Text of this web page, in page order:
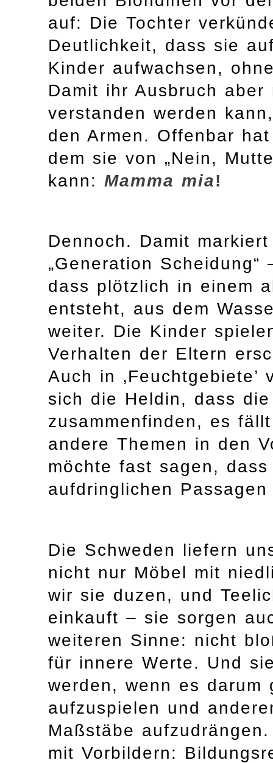
auf: Die Tochter
Deutlichkeit, dass sie
Kinder aufwachsen,
Damit ihr Ausbruch
verstanden werden
den Armen. Offenbar
dem sie von „Nein,
kann: Mamma mia!
Dennoch. Damit
„Generation
dass plötzlich in einem
entsteht, aus dem
weiter. Die Kinder
Verhalten der Eltern
Auch in
sich die Heldin, dass
zusammenfinden, es
andere Themen in den
möchte fast sagen,
aufdringlichen
Die Schweden liefern
nicht nur Möbel mit
wir sie duzen, und
einkauft – sie sorgen
weiteren Sinne: nicht
für innere Werte. Und
werden, wenn es darum
aufzuspielen und
Maßstäbe
mit Vorbildern: